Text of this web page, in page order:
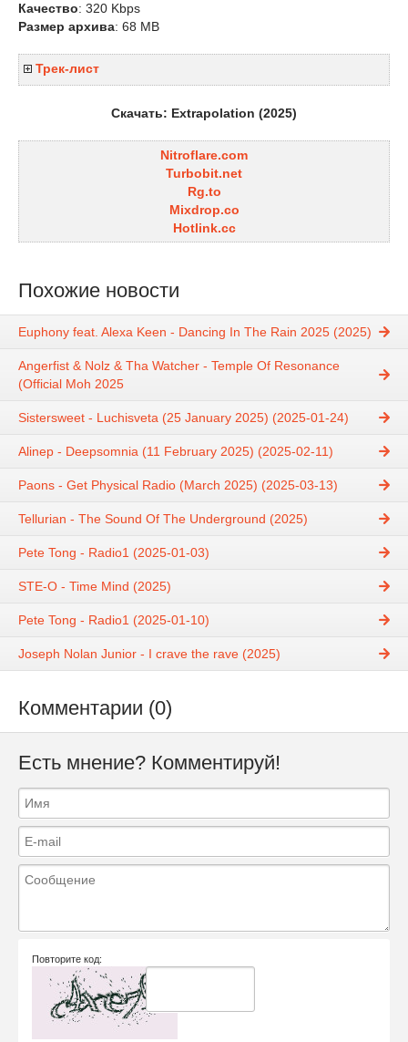
Качество: 320 Kbps
Размер архива: 68 MB
Трек-лист
Скачать: Extrapolation (2025)
Nitroflare.com
Turbobit.net
Rg.to
Mixdrop.co
Hotlink.cc
Похожие новости
Euphony feat. Alexa Keen - Dancing In The Rain 2025 (2025)
Angerfist & Nolz & Tha Watcher - Temple Of Resonance
(Official Moh 2025
Sistersweet - Luchisveta (25 January 2025) (2025-01-24)
Alinep - Deepsomnia (11 February 2025) (2025-02-11)
Paons - Get Physical Radio (March 2025) (2025-03-13)
Tellurian - The Sound Of The Underground (2025)
Pete Tong - Radio1 (2025-01-03)
STE-O - Time Mind (2025)
Pete Tong - Radio1 (2025-01-10)
Joseph Nolan Junior - I crave the rave (2025)
Комментарии (0)
Есть мнение? Комментируй!
Повторите код: